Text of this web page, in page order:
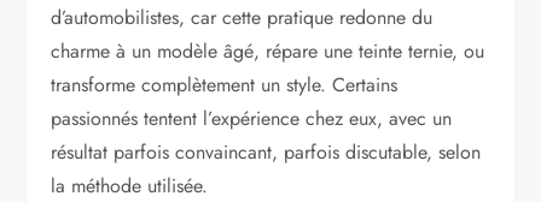
d’automobilistes, car cette pratique redonne du
charme à un modèle âgé, répare une teinte ternie, ou
transforme complètement un style. Certains
passionnés tentent l’expérience chez eux, avec un
résultat parfois convaincant, parfois discutable, selon
la méthode utilisée.